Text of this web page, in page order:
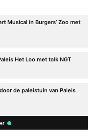
Musical in Burgers’ Zoo met
Het Loo met tolk NGT
de paleistuin van Paleis